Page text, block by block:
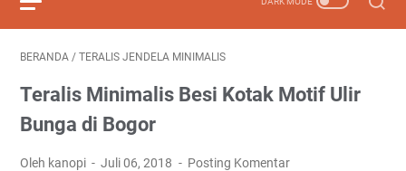
BERANDA / TERALIS JENDELA MINIMALIS
Teralis Minimalis Besi Kotak Motif Ulir
Bunga di Bogor
Oleh kanopi Juli 06, 2018 Posting Komentar